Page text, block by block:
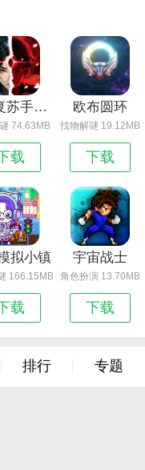
神秘复苏手游官网版
74.63MB
载
欧布圆环
找物解谜 19.12MB
下载
拟小镇
166.15MB
载
宇宙战士
角色扮演 13.70MB
下载
排行 专题